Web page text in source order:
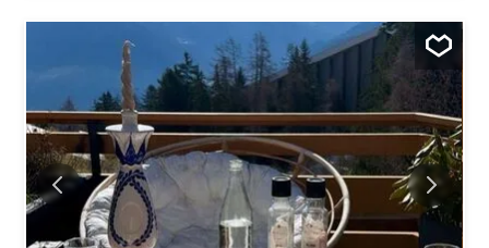
visiteur 1 salle de douche 1 cuisine semi-ouverte 1
salon/salle à manger avec accès au balcon et cheminée
décorative 1 balcon de 15m2 1 chambre double avec
salle de bain attenante Pour compléter : 1 cave sur le
même étage que l'appartement 1 local à ski Des places
de parc devant la résidence ainsi qu'un parking sont mis
à la disposition des propriétaires Vendable en résidence
secondaire et aux étrangers